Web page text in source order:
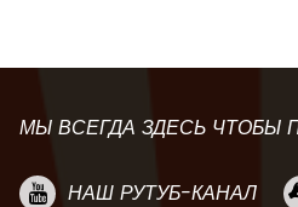
МЫ ВСЕГДА ЗДЕСЬ ЧТОБЫ
НАШ РУТУБ-КАНАЛ